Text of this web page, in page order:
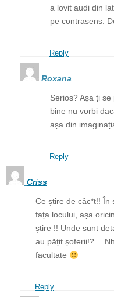
a lovit audi din
pe contrasens.
Reply
Roxana
Serios? Așa ți
bine nu vorbi
așa din
Reply
Criss
Ce știre de câc*t!! În
fața locului, așa
știre !! Unde sunt
au pățit șoferii!?
facultate
Reply